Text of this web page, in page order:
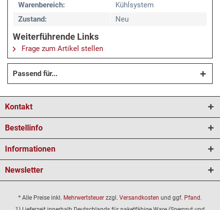
Warenbereich:
Kühlsystem
Zustand:
Neu
Weiterführende Links
Frage zum Artikel stellen
Passend für...
Kontakt
Bestellinfo
Informationen
Newsletter
* Alle Preise inkl. Mehrwertsteuer zzgl. Versandkosten und ggf. Pfand.